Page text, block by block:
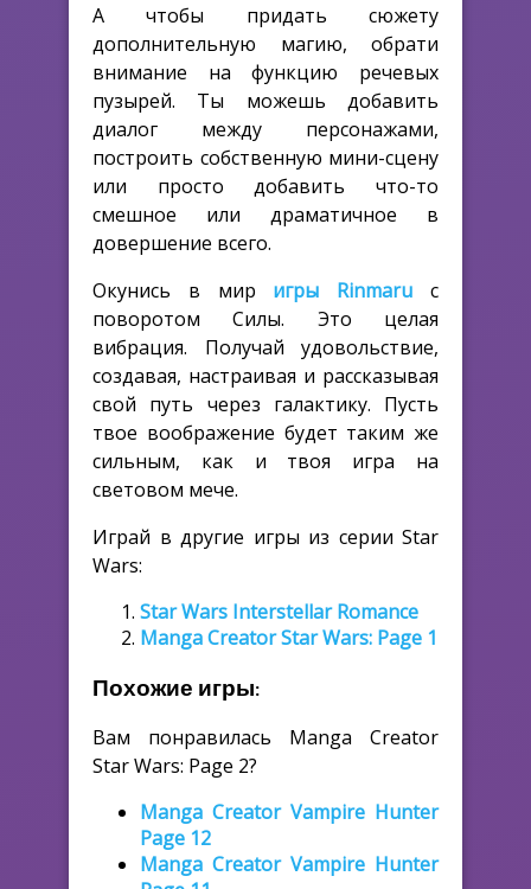
А чтобы придать сюжету
дополнительную магию, обрати
внимание на функцию речевых
пузырей. Ты можешь добавить
диалог между персонажами,
построить собственную мини-сцену
или просто добавить что-то
смешное или драматичное в
довершение всего.
Окунись в мир игры Rinmaru с
поворотом Силы. Это целая
вибрация. Получай удовольствие,
создавая, настраивая и рассказывая
свой путь через галактику. Пусть
твое воображение будет таким же
сильным, как и твоя игра на
световом мече.
Играй в другие игры из серии Star
Wars:
Star Wars Interstellar Romance
Manga Creator Star Wars: Page 1
Похожие игры:
Вам понравилась Manga Creator
Star Wars: Page 2?
Manga Creator Vampire Hunter
Page 12
Manga Creator Vampire Hunter